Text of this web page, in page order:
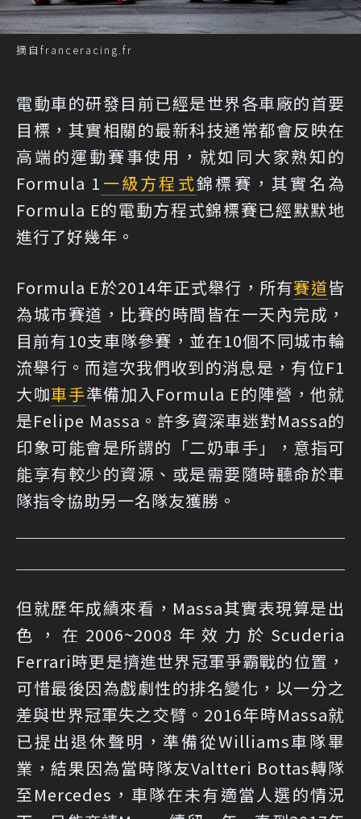
摘自franceracing.fr
電動車的研發目前已經是世界各車廠的首要
目標，其實相關的最新科技通常都會反映在
高端的運動賽事使用，就如同大家熟知的
Formula 1一級方程式錦標賽，其實名為
Formula E的電動方程式錦標賽已經默默地
進行了好幾年。
Formula E於2014年正式舉行，所有賽道皆
為城市賽道，比賽的時間皆在一天內完成，
目前有10支車隊參賽，並在10個不同城市輪
流舉行。而這次我們收到的消息是，有位F1
大咖車手準備加入Formula E的陣營，他就
是Felipe Massa。許多資深車迷對Massa的
印象可能會是所謂的「二奶車手」，意指可
能享有較少的資源、或是需要隨時聽命於車
隊指令協助另一名隊友獲勝。
但就歷年成績來看，Massa其實表現算是出
色，在2006~2008年效力於Scuderia
Ferrari時更是擠進世界冠軍爭霸戰的位置，
可惜最後因為戲劇性的排名變化，以一分之
差與世界冠軍失之交臂。2016年時Massa就
已提出退休聲明，準備從Williams車隊畢
業，結果因為當時隊友Valtteri Bottas轉隊
至Mercedes，車隊在未有適當人選的情況